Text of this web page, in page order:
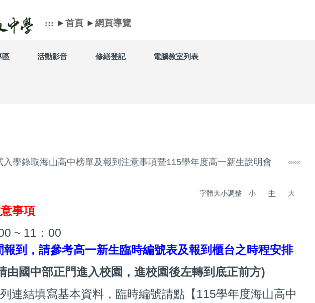
::: ► 首頁 ► 網頁導覽
區 活動影音 修繕登記 電腦教室列表
入學錄取海山高中榜單及報到注意事項暨115學年度高一新生說明會
字體大小調整 小 中 大
事項
~ 11：00
到，請參考高一新生臨時編號表及報到櫃台之時程安排
由國中部正門進入校園，進校園後左轉到底正前方)
連結填寫基本資料，臨時編號請點【115學年度海山高中